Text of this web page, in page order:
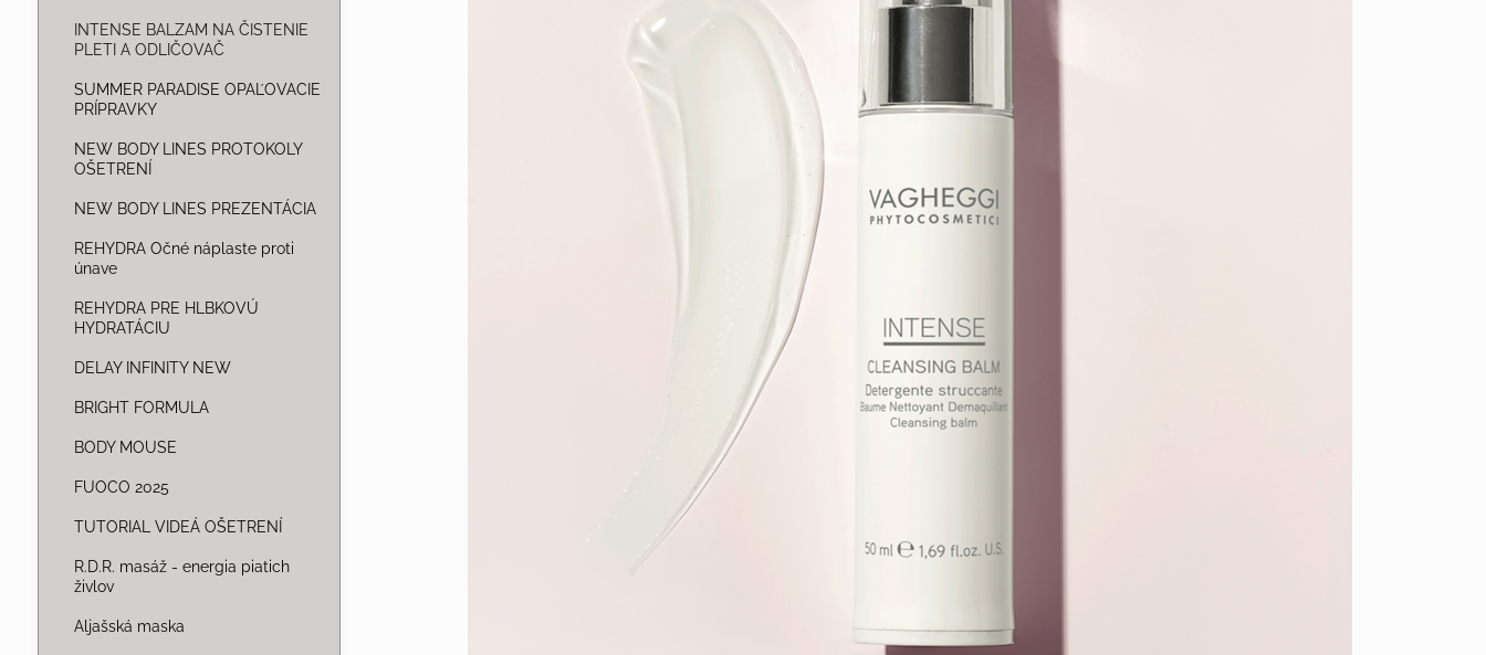
INTENSE BALZAM NA ČISTENIE
PLETI A ODLIČOVAČ
SUMMER PARADISE OPAĽOVACIE
PRÍPRAVKY
NEW BODY LINES PROTOKOLY
OŠETRENÍ
NEW BODY LINES PREZENTÁCIA
REHYDRA Očné náplaste proti
únave
REHYDRA PRE HLBKOVÚ
HYDRATÁCIU
DELAY INFINITY NEW
BRIGHT FORMULA
BODY MOUSE
FUOCO 2025
TUTORIAL VIDEÁ OŠETRENÍ
R.D.R. masáž - energia piatich
živlov
Aljašská maska